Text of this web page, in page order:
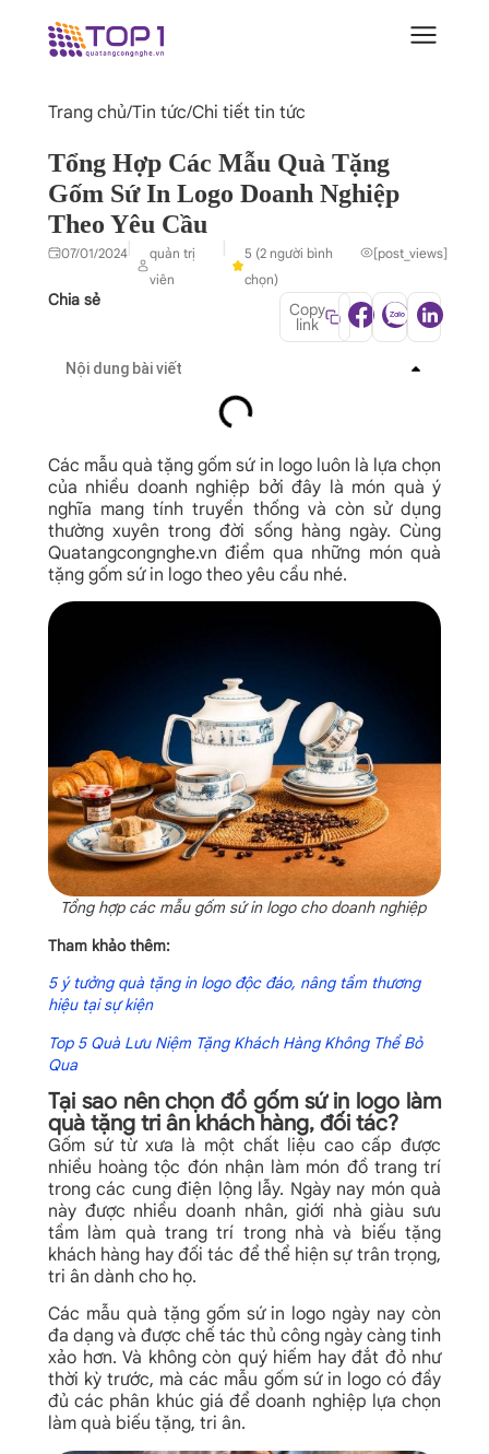
Trang chủ/Tin tức/Chi tiết tin tức
Tổng Hợp Các Mẫu Quà Tặng
Gốm Sứ In Logo Doanh Nghiệp
Theo Yêu Cầu
07/01/2024|
quản trị
viên
|
5 (2 người bình
chọn)
[post_views]
Chia sẻ Copy
link
Nội dung bài viết
Các mẫu quà tặng gốm sứ in logo luôn là lựa chọn
của nhiều doanh nghiệp bởi đây là món quà ý
nghĩa mang tính truyền thống và còn sử dụng
thường xuyên trong đời sống hàng ngày. Cùng
Quatangcongnghe.vn điểm qua những món quà
tặng gốm sứ in logo theo yêu cầu nhé.
Tổng hợp các mẫu gốm sứ in logo cho doanh nghiệp
Tham khảo thêm:
5 ý tưởng quà tặng in logo độc đáo, nâng tầm thương
hiệu tại sự kiện
Top 5 Quà Lưu Niệm Tặng Khách Hàng Không Thể Bỏ
Qua
Tại sao nên chọn đồ gốm sứ in logo làm
quà tặng tri ân khách hàng, đối tác?
Gốm sứ từ xưa là một chất liệu cao cấp được
nhiều hoàng tộc đón nhận làm món đồ trang trí
trong các cung điện lộng lẫy. Ngày nay món quà
này được nhiều doanh nhân, giới nhà giàu sưu
tầm làm quà trang trí trong nhà và biếu tặng
khách hàng hay đối tác để thể hiện sự trân trọng,
tri ân dành cho họ.
Các mẫu quà tặng gốm sứ in logo ngày nay còn
đa dạng và được chế tác thủ công ngày càng tinh
xảo hơn. Và không còn quý hiếm hay đắt đỏ như
thời kỳ trước, mà các mẫu gốm sứ in logo có đầy
đủ các phân khúc giá để doanh nghiệp lựa chọn
làm quà biếu tặng, tri ân.